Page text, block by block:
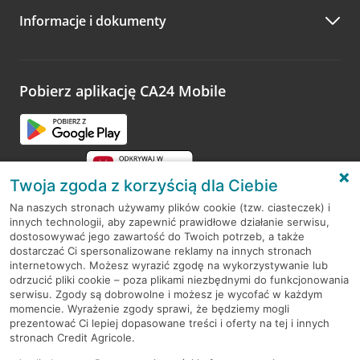
Zachęcamy do podzielenia się z nami opinią o wizycie.
opinie.
Informacje i dokumenty
Pobierz aplikację CA24 Mobile
RODO
Regulamin serwisu
Mapa serwisu
PolitykaCookies
Twoja zgoda z korzyścią dla Ciebie
Na naszych stronach używamy plików cookie (tzw. ciasteczek) i
innych technologii, aby zapewnić prawidłowe działanie serwisu,
dostosowywać jego zawartość do Twoich potrzeb, a także
dostarczać Ci spersonalizowane reklamy na innych stronach
internetowych. Możesz wyrazić zgodę na wykorzystywanie lub
odrzucić pliki cookie – poza plikami niezbędnymi do funkcjonowania
serwisu. Zgody są dobrowolne i możesz je wycofać w każdym
momencie. Wyrażenie zgody sprawi, że będziemy mogli
prezentować Ci lepiej dopasowane treści i oferty na tej i innych
stronach Credit Agricole.